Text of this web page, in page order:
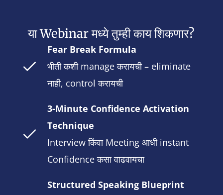
या Webinar मध्ये तुम्ही काय शिकणार?
Fear Break Formula
भीती कशी manage करायची – eliminate
नाही, control करायची
3-Minute Confidence Activation
Technique
Interview किंवा Meeting आधी instant
Confidence कसा वाढवायचा
Structured Speaking Blueprint